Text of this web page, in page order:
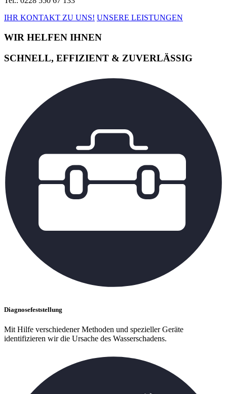
IHR KONTAKT ZU UNS! UNSERE LEISTUNGEN
WIR HELFEN IHNEN
SCHNELL, EFFIZIENT & ZUVERLÄSSIG
Diagnosefeststellung
Mit Hilfe verschiedener Methoden und spezieller Geräte
identifizieren wir die Ursache des Wasserschadens.